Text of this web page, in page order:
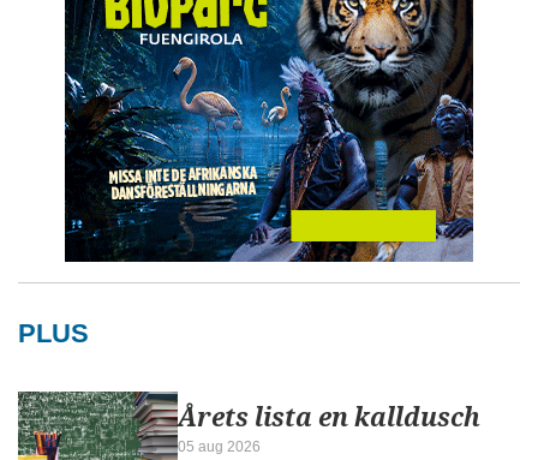
PLUS
Årets lista en kalldusch
05 aug 2026